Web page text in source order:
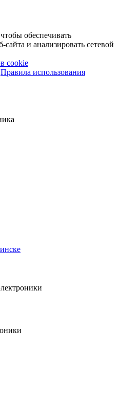
обеспечивать
и анализировать сетевой
cookie
Правила использования